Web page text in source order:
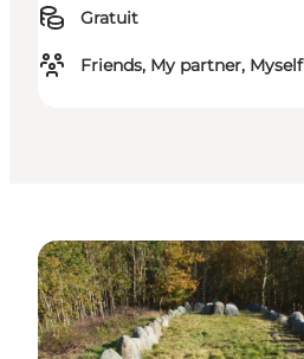
Gratuit
Friends, My partner, Myself